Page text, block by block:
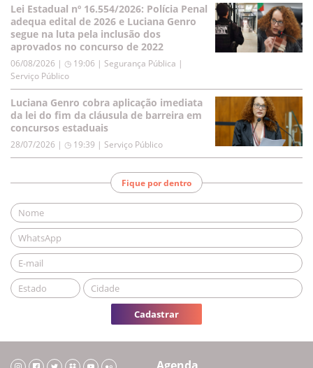
Lei Estadual nº 16.554/2026: Polícia Penal
adequa edital de 2026 e Luciana Genro
segue na luta pela inclusão dos
aprovados no concurso de 2022
06/08/2026 | ◷ 19:06 | Segurança Pública |
Serviço Público
Luciana Genro cobra aplicação imediata
da lei do fim da cláusula de barreira em
concursos estaduais
28/07/2026 | ◷ 19:39 | Serviço Público
Fique por dentro
Cadastrar